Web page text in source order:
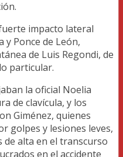
impacto lateral
y Ponce de León,
de Luis Regondi, de
particular.
la oficial Noelia
de clavícula, y los
Giménez, quienes
golpes y lesiones leves,
de alta en el transcurso
en el accidente